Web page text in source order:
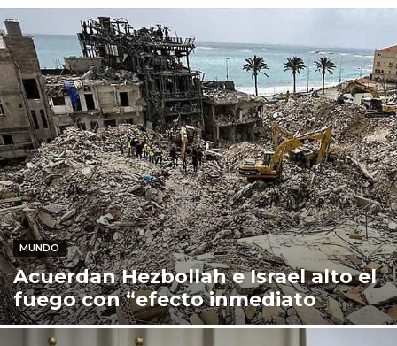
MUNDO
Acuerdan Hezbollah e Israel alto el
fuego con “efecto inmediato